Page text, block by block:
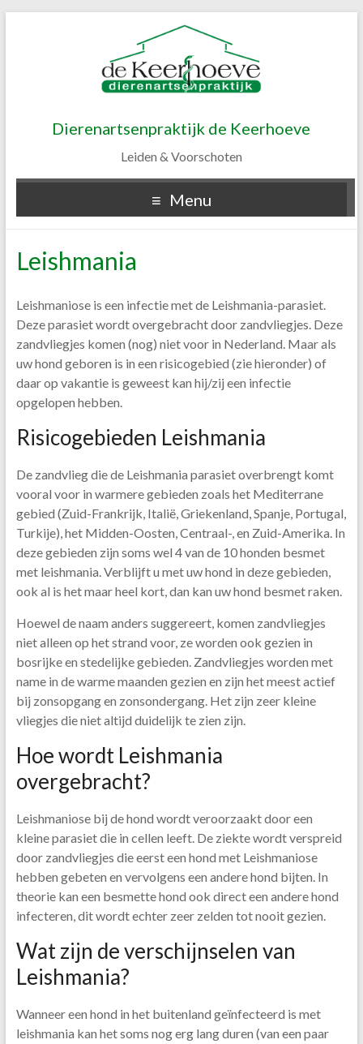
Dierenartsenpraktijk de Keerhoeve
Leiden & Voorschoten
Menu
Leishmania
Leishmaniose is een infectie met de Leishmania-parasiet.
Deze parasiet wordt overgebracht door zandvliegjes. Deze
zandvliegjes komen (nog) niet voor in Nederland. Maar als
uw hond geboren is in een risicogebied (zie hieronder) of
daar op vakantie is geweest kan hij/zij een infectie
opgelopen hebben.
Risicogebieden Leishmania
De zandvlieg die de Leishmania parasiet overbrengt komt
vooral voor in warmere gebieden zoals het Mediterrane
gebied (Zuid-Frankrijk, Italië, Griekenland, Spanje, Portugal,
Turkije), het Midden-Oosten, Centraal-, en Zuid-Amerika. In
deze gebieden zijn soms wel 4 van de 10 honden besmet
met leishmania. Verblijft u met uw hond in deze gebieden,
ook al is het maar heel kort, dan kan uw hond besmet raken.
Hoewel de naam anders suggereert, komen zandvliegjes
niet alleen op het strand voor, ze worden ook gezien in
bosrijke en stedelijke gebieden. Zandvliegjes worden met
name in de warme maanden gezien en zijn het meest actief
bij zonsopgang en zonsondergang. Het zijn zeer kleine
vliegjes die niet altijd duidelijk te zien zijn.
Hoe wordt Leishmania
overgebracht?
Leishmaniose bij de hond wordt veroorzaakt door een
kleine parasiet die in cellen leeft. De ziekte wordt verspreid
door zandvliegjes die eerst een hond met Leishmaniose
hebben gebeten en vervolgens een andere hond bijten. In
theorie kan een besmette hond ook direct een andere hond
infecteren, dit wordt echter zeer zelden tot nooit gezien.
Wat zijn de verschijnselen van
Leishmania?
Wanneer een hond in het buitenland geïnfecteerd is met
leishmania kan het soms nog erg lang duren (van een paar